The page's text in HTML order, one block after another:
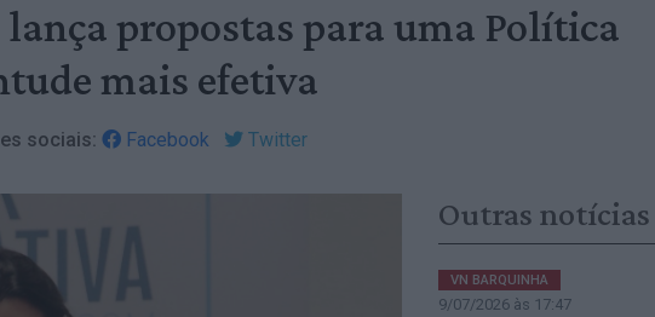
lança propostas para uma Política
mais efetiva
sociais: Facebook Twitter
Outras notícias
VN BARQUINHA
9/07/2026 às 17:47